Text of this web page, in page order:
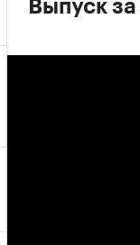
Выпуск